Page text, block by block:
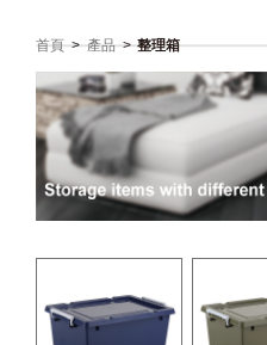
首頁 > 產品 > 整理箱